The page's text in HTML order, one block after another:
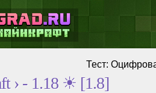
Тест:
› - 1.18 ☀ [1.8]